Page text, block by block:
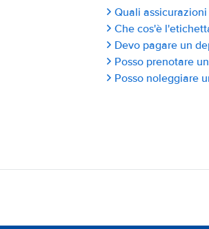
Quali
Che cos'è
Devo pagare un
Posso prenotare
Posso noleggiare